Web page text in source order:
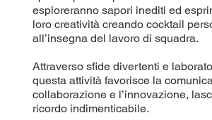
esploreranno sapori inediti ed
loro creatività creando cocktail
all’insegna del lavoro di squadra.
Attraverso sfide divertenti e
questa attività favorisce la
collaborazione e l’innovazione,
ricordo indimenticabile.